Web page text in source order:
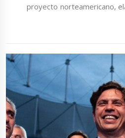
proyecto norteamericano,